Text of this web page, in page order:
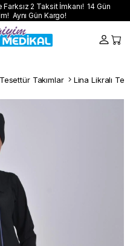
2 Taksit İmkanı! 14 Gün
Aynı Gün Kargo!
Tesettür Takımlar Lina Likralı